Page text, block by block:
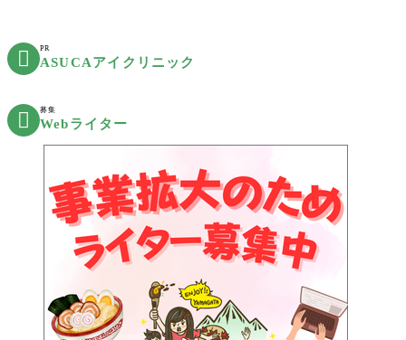
 PR
ASUCAアイクリニック
 募集
Webライター